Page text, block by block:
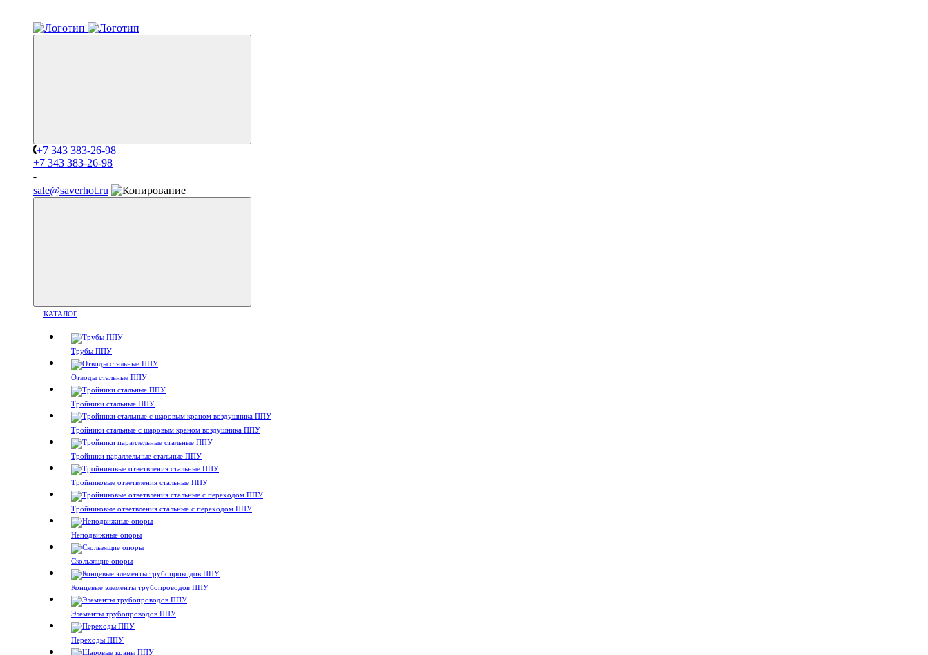
+7 343 383-26-98
+7 343 383-26-98
sale@saverhot.ru
КАТАЛОГ
Трубы ППУ
Отводы стальные ППУ
Тройники стальные ППУ
Тройники стальные с шаровым краном воздушника ППУ
Тройники параллельные стальные ППУ
Тройниковые ответвления стальные ППУ
Тройниковые ответвления стальные с переходом ППУ
Неподвижные опоры
Скользящие опоры
Концевые элементы трубопроводов ППУ
Элементы трубопроводов ППУ
Переходы ППУ